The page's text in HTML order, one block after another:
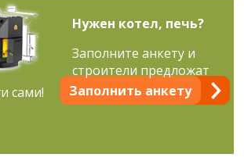
Нужен котел, печь?
Заполнить анкету
Заполните анкету и
строители предложат
сами!